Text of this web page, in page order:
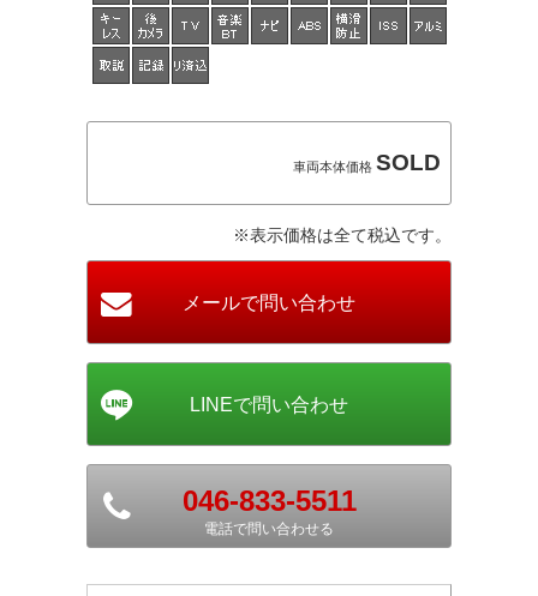
車両本体価格 SOLD
※表示価格は全て税込です。
046-833-5511
電話で問い合わせる